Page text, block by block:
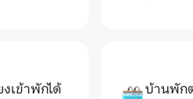
เข้าพักได้ บ้านพัก